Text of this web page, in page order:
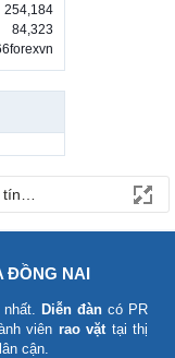
254,184
84,323
- Miễn phí
ĐỒNG NAI
Diễn đàn có PR
viên rao vặt tại thị
cận.